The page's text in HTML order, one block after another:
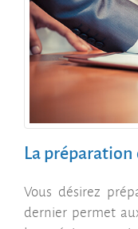
La
Vous désirez
dernier permet